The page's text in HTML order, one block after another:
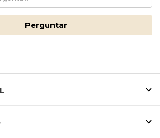
Perguntar